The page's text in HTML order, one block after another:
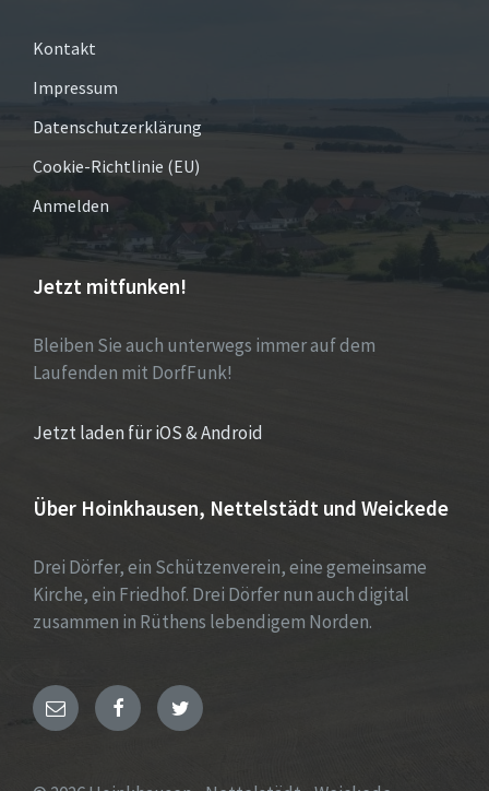
Kontakt
Impressum
Datenschutzerklärung
Cookie-Richtlinie (EU)
Anmelden
Jetzt mitfunken!
Bleiben Sie auch unterwegs immer auf dem
Laufenden mit DorfFunk!
Jetzt laden für iOS & Android
Über Hoinkhausen, Nettelstädt und Weickede
Drei Dörfer, ein Schützenverein, eine gemeinsame
Kirche, ein Friedhof. Drei Dörfer nun auch digital
zusammen in Rüthens lebendigem Norden.
E- FacebookTwitter